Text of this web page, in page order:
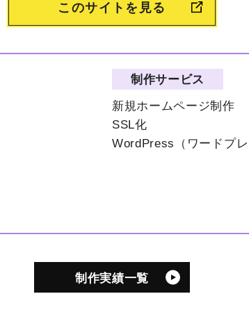
このサイトを見る
制作サービス
新規ホームページ制作
SSL化
WordPress（ワードプレ
制作実績一覧